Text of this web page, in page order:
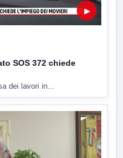
▶
SOS 372 chiede
dei lavori in...